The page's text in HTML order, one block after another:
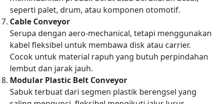
seperti palet, drum, atau komponen otomotif.
Cable Conveyor
Serupa dengan aero-mechanical, tetapi menggunakan
kabel fleksibel untuk membawa disk atau carrier.
Cocok untuk material rapuh yang butuh perpindahan
lembut dan jarak jauh.
Modular Plastic Belt Conveyor
Sabuk terbuat dari segmen plastik berengsel yang